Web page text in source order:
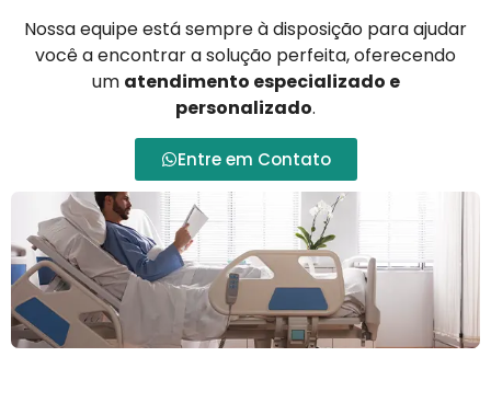
Nossa equipe está sempre à disposição para ajudar
você a encontrar a solução perfeita, oferecendo
um atendimento especializado e
personalizado.
Entre em Contato